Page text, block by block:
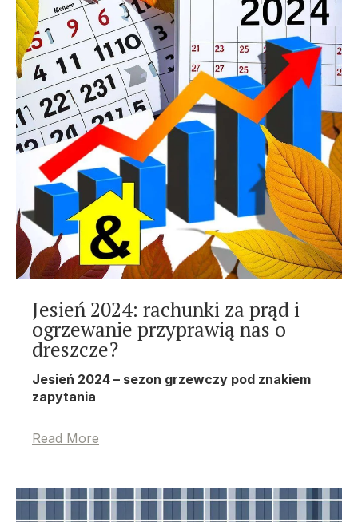
Jesień 2024: rachunki za prąd i
ogrzewanie przyprawią nas o
dreszcze?
Jesień 2024 – sezon grzewczy pod znakiem
zapytania
Read More